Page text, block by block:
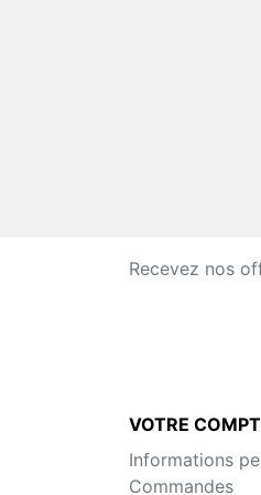
Recevez nos
VOTRE
Informations
Commandes